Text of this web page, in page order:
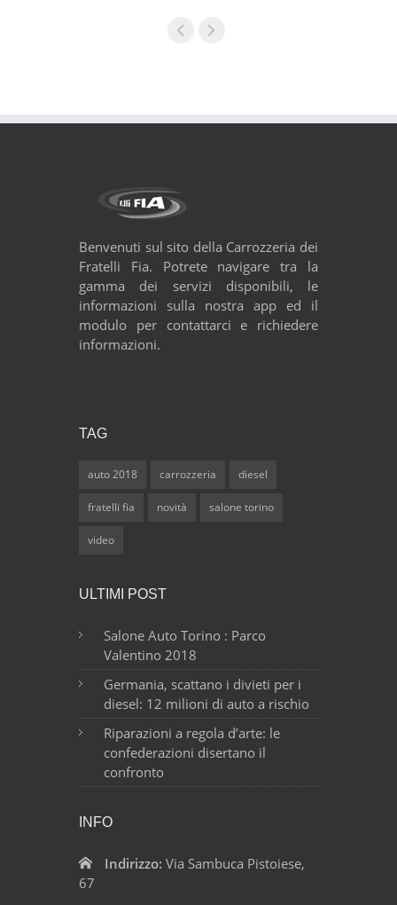
Benvenuti sul sito della Carrozzeria dei
Fratelli Fia. Potrete navigare tra la
gamma dei servizi disponibili, le
informazioni sulla nostra app ed il
modulo per contattarci e richiedere
informazioni.
TAG
auto 2018 carrozzeria diesel
fratelli fia novità salone torino
video
ULTIMI POST
Salone Auto Torino : Parco
Valentino 2018
Germania, scattano i divieti per i
diesel: 12 milioni di auto a rischio
Riparazioni a regola d’arte: le
confederazioni disertano il
confronto
INFO
Indirizzo: Via Sambuca Pistoiese,
67